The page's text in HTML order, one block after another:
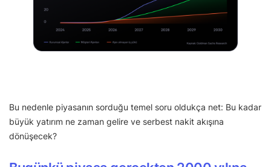
Bu nedenle piyasanın sorduğu temel soru oldukça net: Bu kadar
büyük yatırım ne zaman gelire ve serbest nakit akışına
dönüşecek?